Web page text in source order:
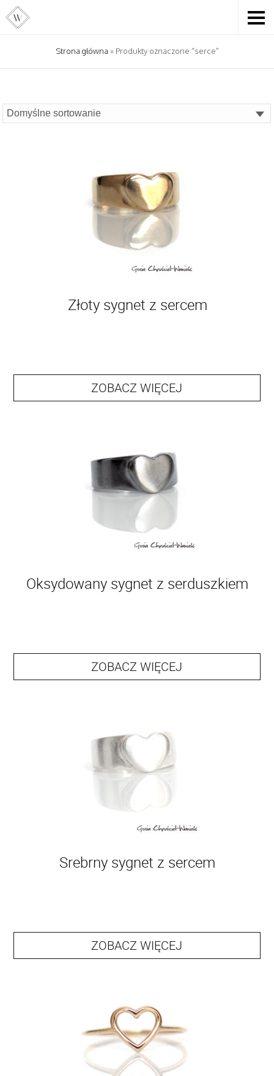
Strona główna » Produkty oznaczone “serce”
Złoty sygnet z sercem
ZOBACZ WIĘCEJ
Oksydowany sygnet z serduszkiem
ZOBACZ WIĘCEJ
Srebrny sygnet z sercem
ZOBACZ WIĘCEJ